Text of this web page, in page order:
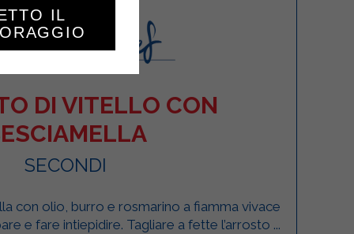
DI VITELLO CON
SECONDI
con olio, burro e rosmarino a fiamma vivace
e fare intiepidire. Tagliare a fette l’arrosto ...
IL